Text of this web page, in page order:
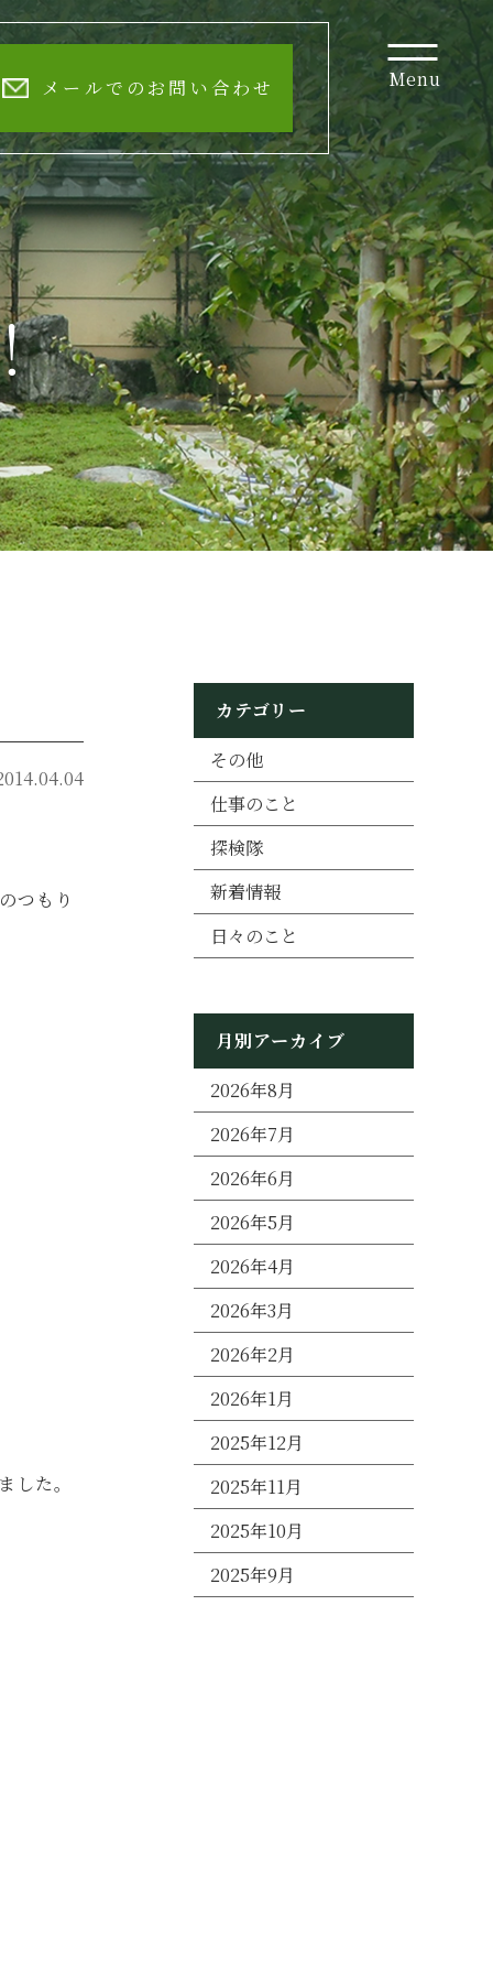
メールでのお問い合わせ Menu
つもり
た。
カテゴリー
その他
仕事のこと
探検隊
新着情報
日々のこと
月別アーカイブ
2026年8月
2026年7月
2026年6月
2026年5月
2026年4月
2026年3月
2026年2月
2026年1月
2025年12月
2025年11月
2025年10月
2025年9月